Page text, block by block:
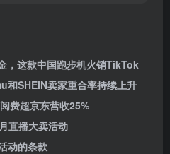
，这款中国跑步机火销TikTok
和SHEIN卖家重合率持续上升
费超京东营收25%
直播大卖活动
动的条款